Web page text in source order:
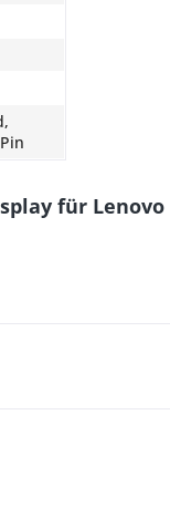
für Lenovo